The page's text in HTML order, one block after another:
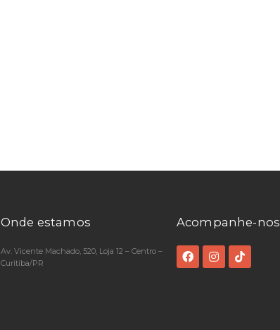
Onde estamos
Av. Vicente Machado, 520, Loja 12 – Centro –
Curitiba/PR
Acompanhe-nos